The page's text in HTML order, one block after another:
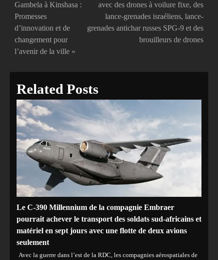
l’article
Gambela à Kinshasa :
Promesses
d’innovation et de
changement pour
l’avenir de la ville »
avec des drones à voilure fixe, des
lance-grenades israéliens, lance-
grenades antichar russes SPG-9 et des
brouilleurs de drones
Related Posts
Le C-390 Millennium de la compagnie Embraer
pourrait achever le transport des soldats sud-africains et
matériel en sept jours avec une flotte de deux avions
seulement
Avec la guerre dans l’est de la RDC, les compagnies aérospatiales de